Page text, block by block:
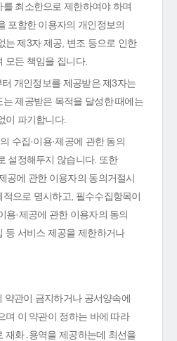
최소한으로 제한하여야 하며
포함한 이용자의 개인정보의
는 제3자 제공, 변조 등으로 인한
모든 책임을 집니다.
개인정보를 제공받은 제3자는
제공받은 목적을 달성한 때에는
이 파기합니다.
수집·이용·제공에 관한 동의
설정해두지 않습니다. 또한
공에 관한 이용자의 동의거절시
으로 명시하고, 필수수집항목이
용·제공에 관한 이용자의 동의
등 서비스 제공을 제한하거나
약관이 금지하거나 공서양속에
며 이 약관이 정하는 바에 따라
재화․용역을 제공하는데 최선을